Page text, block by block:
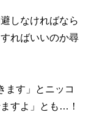
しなければなら
ればいいのか尋
ます」とニッコ
すよ」とも…！